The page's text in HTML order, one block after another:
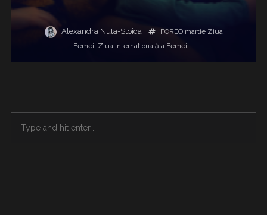
Alexandra Nuta-Stoica FOREO martie Ziua
Femeii Ziua Internațională a Femeii